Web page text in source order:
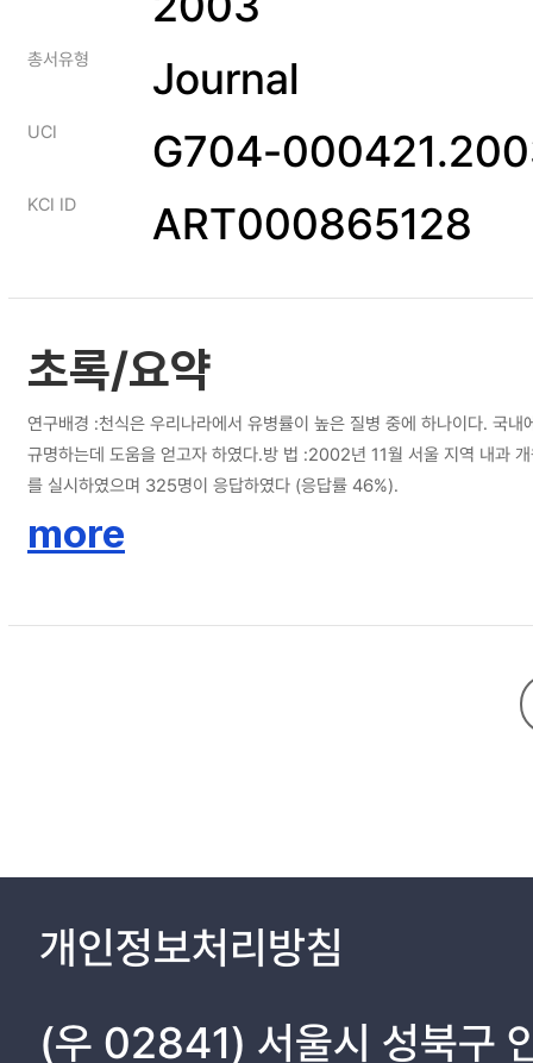
총서유형 Journal
UCI G704-
KCI ID ART000865128
초록/요약
연구배경 :천식은 우리나라에서 유병률이 높은 질병 중에 하나이다. 국
규명하는데 도움을 얻고자 하였다.방 법 :2002년 11월 서울 지역 내과
를 실시하였으며 325명이 응답하였다 (응답률 46%).
more
개인정보처리방침
(우 02841) 서울시 성북구